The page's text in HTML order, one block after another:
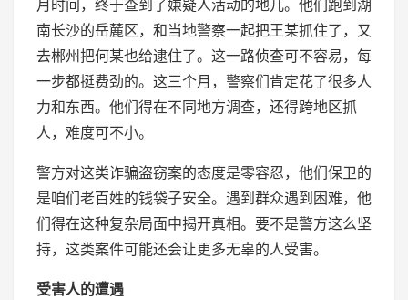
月时间，终于查到了嫌疑人活动的地儿。他们跑到湖
南长沙的岳麓区，和当地警察一起把王某抓住了，又
去郴州把何某也给逮住了。这一路侦查可不容易，每
一步都挺费劲的。这三个月，警察们肯定花了很多人
力和东西。他们得在不同地方调查，还得跨地区抓
人，难度可不小。
警方对这类诈骗盗窃案的态度是零容忍，他们保卫的
是咱们老百姓的钱袋子安全。遇到群众遇到困难，他
们得在这种复杂局面中揭开真相。要不是警方这么坚
持，这类案件可能还会让更多无辜的人受害。
受害人的遭遇